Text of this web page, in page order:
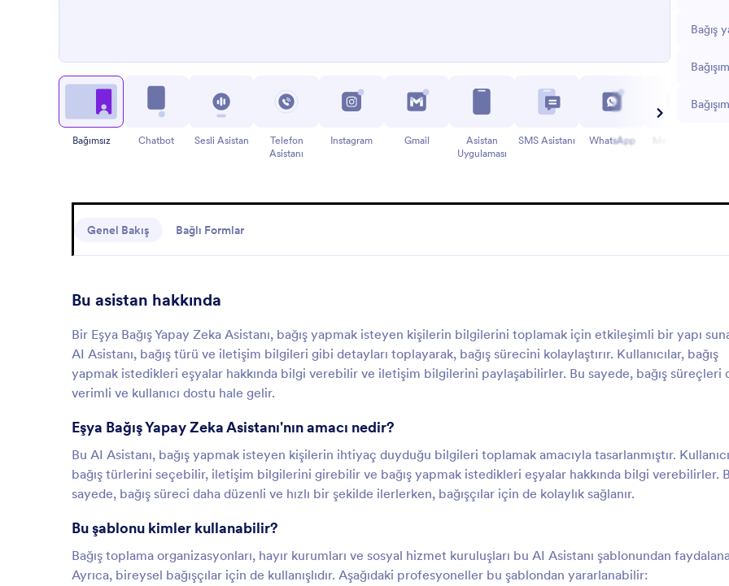
Bağış
Bağımsız Chatbot Sesli Asistan
Telefon
Asistanı
Instagram Gmail
Asistan
Uygulaması
SMS Asistanı WhatsApp
Genel Bakış Bağlı Formlar
Bu asistan hakkında
Bir Eşya Bağış Yapay Zeka Asistanı, bağış yapmak isteyen kişilerin bilgilerini toplamak için etkileşimli bir yapı
AI Asistanı, bağış türü ve iletişim bilgileri gibi detayları toplayarak, bağış sürecini kolaylaştırır. Kullanıcılar, bağış
yapmak istedikleri eşyalar hakkında bilgi verebilir ve iletişim bilgilerini paylaşabilirler. Bu sayede, bağış süreçleri
verimli ve kullanıcı dostu hale gelir.
Eşya Bağış Yapay Zeka Asistanı'nın amacı nedir?
Bu AI Asistanı, bağış yapmak isteyen kişilerin ihtiyaç duyduğu bilgileri toplamak amacıyla tasarlanmıştır.
bağış türlerini seçebilir, iletişim bilgilerini girebilir ve bağış yapmak istedikleri eşyalar hakkında bilgi verebilirler.
sayede, bağış süreci daha düzenli ve hızlı bir şekilde ilerlerken, bağışçılar için de kolaylık sağlanır.
Bu şablonu kimler kullanabilir?
Bağış toplama organizasyonları, hayır kurumları ve sosyal hizmet kuruluşları bu AI Asistanı şablonundan
Ayrıca, bireysel bağışçılar için de kullanışlıdır. Aşağıdaki profesyoneller bu şablondan yararlanabilir: